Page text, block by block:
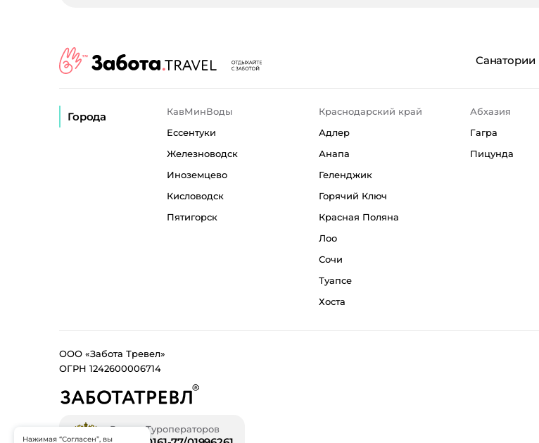
Санатории
Города
КавМинВоды
Ессентуки
Железноводск
Иноземцево
Кисловодск
Пятигорск
Краснодарский край
Адлер
Анапа
Геленджик
Горячий Ключ
Красная Поляна
Лоо
Сочи
Туапсе
Хоста
Абхазия
Гагра
Пицунда
ООО «Забота Тревел»
ОГРН 1242600006714
Реестр Туроператоров
Нажимая “Согласен”, вы